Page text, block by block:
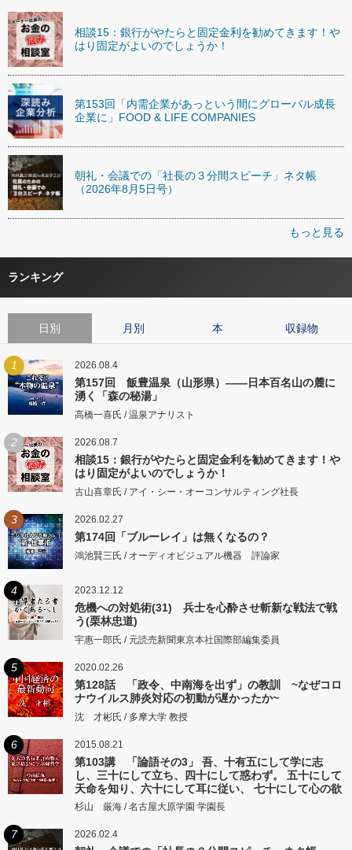
相談15：銀行がやたらと固定金利を勧めてきます！や
はり固定がよいのでしょうか！
第153回「内需企業があっという間にグローバル成長
企業に」FOOD & LIFE COMPANIES
朝礼・会議での「社長の３分間スピーチ」ネタ帳
（2026年8月5日号）
もっと見る
ランキング
日別 月別 本 収録物
1 2026.08.4
第157回 飯豊温泉（山形県）――日本百名山の麓に
湧く「森の秘湯」
高橋一喜氏 / 温泉アナリスト
2 2026.08.7
相談15：銀行がやたらと固定金利を勧めてきます！や
はり固定がよいのでしょうか！
古山喜章氏 / アイ・シー・オーコンサルティング社長
3 2026.02.27
第174回「ブルーレイ」は無くなるの？
鴻池賢三氏 / オーディオビジュアル機器 評論家
4 2023.12.12
危機への対処術(31) 兵士を心酔させ斬新な戦法で戦
う(栗林忠道)
宇惠一郎氏 / 元読売新聞東京本社国際部編集委員
5 2020.02.26
第128話 「政令、中南海を出ず」の教訓 ~なぜコロ
ナウイルス肺炎対応の初動が遅かったか~
沈 才彬氏 / 多摩大学 教授
6 2015.08.21
第103講 「論語その3」 吾、十有五にして学に志
し、三十にして立ち、四十にして惑わず。 五十にして
天命を知り、六十にして耳に従い、 七十にして心の欲
するところに従いて矩をこえず。
杉山 厳海 / 名古屋大原学園 学園長
7 2026.02.4